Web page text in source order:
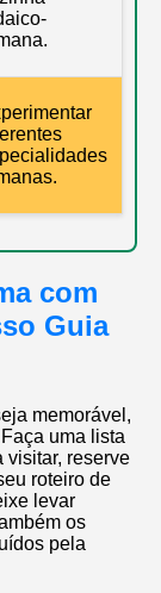
com
Guia
memorável,
uma lista
visitar, reserve
roteiro de
levar
os
pela